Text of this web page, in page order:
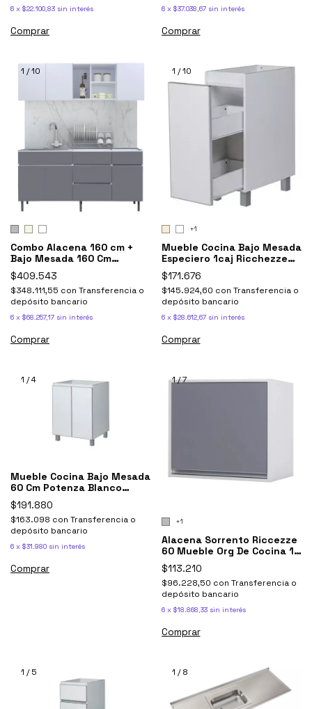
6 x $22.100,83 sin interés
Comprar
6 x $37.038,67 sin interés
Comprar
1 /10
Combo Alacena 160 cm +
Bajo Mesada 160 Cm
Livorno Ricchezze
$409.543
$348.111,55 con Transferencia o
depósito bancario
6 x $68.257,17 sin interés
Comprar
1 /10
+1
Mueble Cocina Bajo Mesada
Especiero 1caj Ricchezze
Potenza
$171.676
$145.924,60 con Transferencia o
depósito bancario
6 x $28.612,67 sin interés
Comprar
1 /4
Mueble Cocina Bajo Mesada
60 Cm Potenza Blanco
Aluminio
$191.880
$163.098 con Transferencia o
depósito bancario
6 x $31.980 sin interés
Comprar
1/7
+1
Alacena Sorrento Riccezze
60 Mueble Org De Cocina 1
Pta
$113.210
$96.228,50 con Transferencia o
depósito bancario
6 x $18.868,33 sin interés
Comprar
1 /5 1 /8